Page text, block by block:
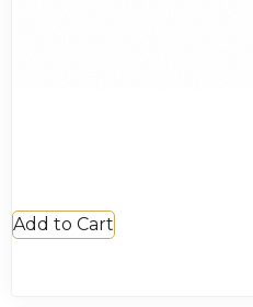
Add to Cart